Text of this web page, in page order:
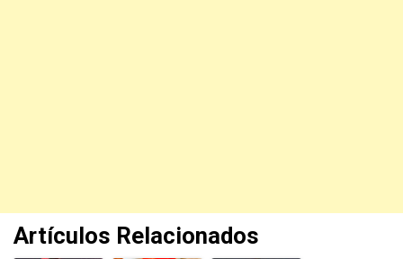
Artículos Relacionados